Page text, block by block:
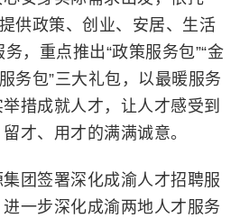
供政策、创业、安居、生活
，重点推出“政策服务包”“金
务包”三大礼包，以最暖服务
措成就人才，让人才感受到
才、用才的满满诚意。
团签署深化成渝人才招聘服
一步深化成渝两地人才服务